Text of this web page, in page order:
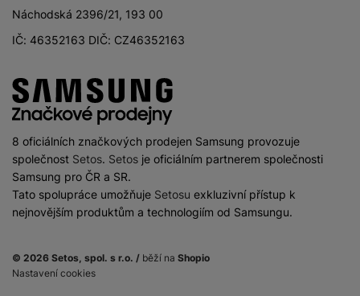
Náchodská 2396/21, 193 00
IČ: 46352163 DIČ: CZ46352163
8 oficiálních značkových prodejen Samsung provozuje
společnost Setos. Setos je oficiálním partnerem společnosti
Samsung pro ČR a SR.
Tato spolupráce umožňuje Setosu exkluzivní přístup k
nejnovějším produktům a technologiím od Samsungu.
Nastavení cookies
© 2026 Setos, spol. s r.o. / běží na Shopio